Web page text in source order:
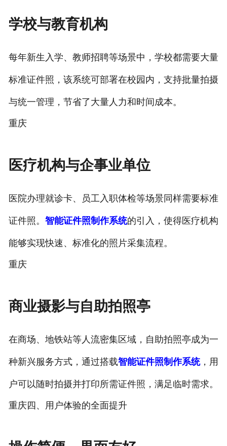
学校与教育机构
每年新生入学、教师招聘等场景中，学校都需要大量
标准证件照，该系统可部署在校园内，支持批量拍摄
与统一管理，节省了大量人力和时间成本。
重庆
医疗机构与企事业单位
医院办理就诊卡、员工入职体检等场景同样需要标准
证件照。 智能证件照制作系统的引入，使得医疗机构
能够实现快速、标准化的照片采集流程。
重庆
商业摄影与自助拍照亭
在商场、地铁站等人流密集区域，自助拍照亭成为一
种新兴服务方式，通过搭载智能证件照制作系统，用
户可以随时拍摄并打印所需证件照，满足临时需求。
重庆四、用户体验的全面提升